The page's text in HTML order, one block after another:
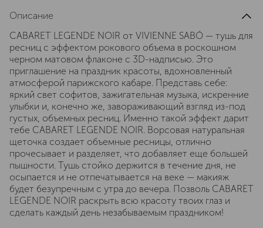
Описание
CABARET LEGENDE NOIR от VIVIENNE SABÓ — тушь для
ресниц с эффектом рокового объема в роскошном
черном матовом флаконе с 3D-надписью. Это
приглашение на праздник красоты, вдохновленный
атмосферой парижского кабаре. Представь себе:
яркий свет софитов, зажигательная музыка, искренние
улыбки и, конечно же, завораживающий взгляд из-под
густых, объемных ресниц. Именно такой эффект дарит
тебе CABARET LEGENDE NOIR. Ворсовая натуральная
щеточка создает объемные ресницы, отлично
прочесывает и разделяет, что добавляет еще большей
пышности. Тушь стойко держится в течение дня, не
осыпается и не отпечатывается на веке — макияж
будет безупречным с утра до вечера. Позволь CABARET
LEGENDE NOIR раскрыть всю красоту твоих глаз и
сделать каждый день незабываемым праздником!